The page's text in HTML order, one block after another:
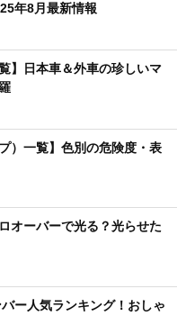
年8月最新情報
】日本車＆外車の珍しいマ
）一覧】色別の危険度・表
オーバーで光る？光らせた
バー人気ランキング！おしゃ